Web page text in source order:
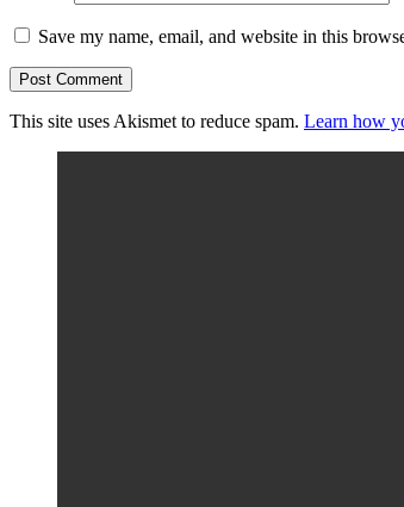
Save my name, email, and website in this
This site uses Akismet to reduce spam. Learn how